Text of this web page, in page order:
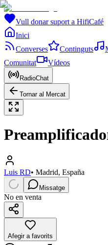
Vull donar suport a HifiCafé
Inici
Converses
Continguts
Comunitat
Vídeos
RadioChat
Tornar al Mercat
Luis RD• Madrid, España
Missatge
No en venta
Afegir a favorits